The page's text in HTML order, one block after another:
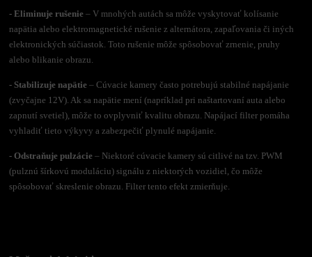
- Eliminuje rušenie – V mnohých autách sa môže vyskytovať kolísanie
napätia alebo elektromagnetické rušenie z alternátora, zapaľovania či iných
elektronických súčiastok. Toto rušenie môže spôsobovať zrnenie, pruhy
alebo blikanie obrazu.
- Stabilizuje napätie – Cúvacie kamery často potrebujú stabilné napájanie
(zvyčajne 12V). Ak sa napätie mení (napríklad pri naštartovaní auta alebo
zapnutí svetiel), môže to ovplyvniť kvalitu obrazu. Napájací filter pomáha
vyhladiť tieto výkyvy a zabezpečiť plynulé napájanie.
- Odstraňuje pulzácie – Niektoré cúvacie kamery sú citlivé na tzv. PWM
(pulznú šírkovú moduláciu) signálu z niektorých vozidiel, čo môže
spôsobovať skreslenie obrazu. Filter tento efekt zmierňuje.